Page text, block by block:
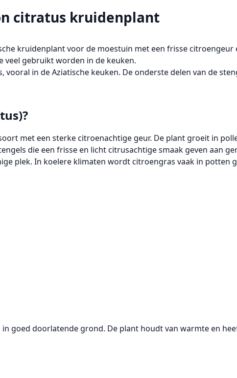
citratus kruidenplant
kruidenplant voor de moestuin met een frisse citroengeur
veel gebruikt worden in de keuken.
in de Aziatische keuken. De onderste delen van de
met een sterke citroenachtige geur. De plant groeit in
die een frisse en licht citrusachtige smaak geven aan
plek. In koelere klimaten wordt citroengras vaak in potten
goed doorlatende grond. De plant houdt van warmte en